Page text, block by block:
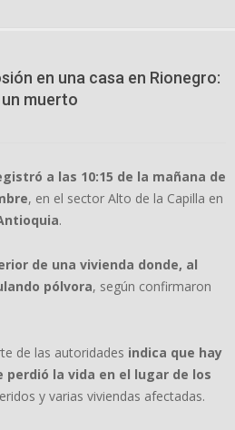
en una casa en Rionegro:
muerto
a las 10:15 de la mañana de
, en el sector Alto de la Capilla en
.
de una vivienda donde, al
pólvora, según confirmaron
de las autoridades indica que hay
perdió la vida en el lugar de los
y varias viviendas afectadas.